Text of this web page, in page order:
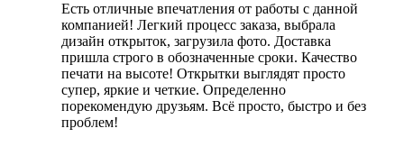
Есть отличные впечатления от работы с данной
компанией! Легкий процесс заказа, выбрала
дизайн открыток, загрузила фото. Доставка
пришла строго в обозначенные сроки. Качество
печати на высоте! Открытки выглядят просто
супер, яркие и четкие. Определенно
порекомендую друзьям. Всё просто, быстро и без
проблем!